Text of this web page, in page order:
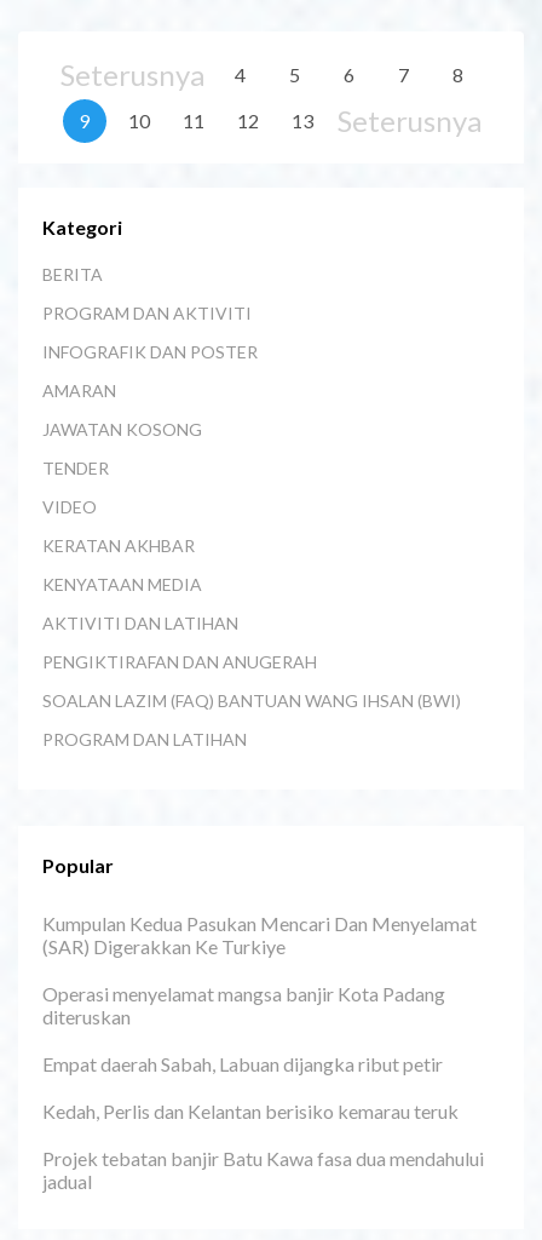
Seterusnya 4 5 6 7
8
9
10 11 12 13 Seterusnya
Kategori
BERITA
PROGRAM DAN AKTIVITI
INFOGRAFIK DAN POSTER
AMARAN
JAWATAN KOSONG
TENDER
VIDEO
KERATAN AKHBAR
KENYATAAN MEDIA
AKTIVITI DAN LATIHAN
PENGIKTIRAFAN DAN ANUGERAH
SOALAN LAZIM (FAQ) BANTUAN WANG IHSAN (BWI)
PROGRAM DAN LATIHAN
Popular
Kumpulan Kedua Pasukan Mencari Dan Menyelamat
(SAR) Digerakkan Ke Turkiye
Operasi menyelamat mangsa banjir Kota Padang
diteruskan
Empat daerah Sabah, Labuan dijangka ribut petir
Kedah, Perlis dan Kelantan berisiko kemarau teruk
Projek tebatan banjir Batu Kawa fasa dua mendahului
jadual